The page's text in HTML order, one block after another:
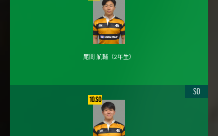
尾関 航輔 （2年生）
10.SO
SO